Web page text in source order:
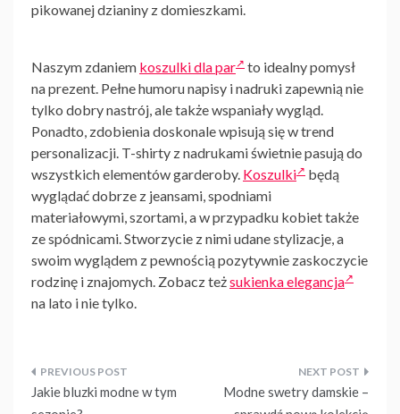
pikowanej dzianiny z domieszkami.
Naszym zdaniem koszulki dla par
to idealny pomysł
na prezent. Pełne humoru napisy i nadruki zapewnią nie
tylko dobry nastrój, ale także wspaniały wygląd.
Ponadto, zdobienia doskonale wpisują się w trend
personalizacji. T-shirty z nadrukami świetnie pasują do
wszystkich elementów garderoby. Koszulki
będą
wyglądać dobrze z jeansami, spodniami
materiałowymi, szortami, a w przypadku kobiet także
ze spódnicami. Stworzycie z nimi udane stylizacje, a
swoim wyglądem z pewnością pozytywnie zaskoczycie
rodzinę i znajomych. Zobacz teżsukienka elegancja
na lato i nie tylko.
Nawigacja
Jakie bluzki modne w tym
Modne swetry damskie –